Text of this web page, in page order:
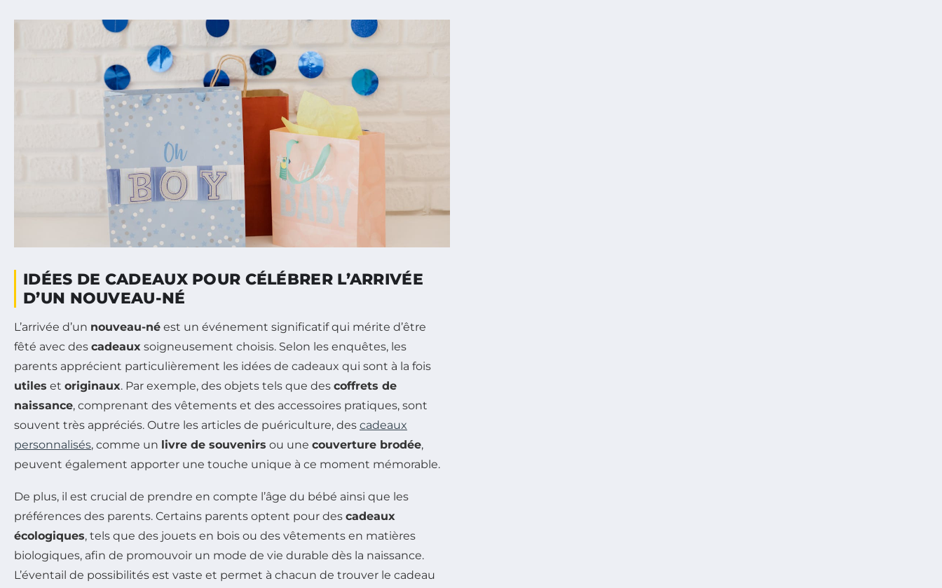
IDÉES DE CADEAUX POUR CÉLÉBRER L’ARRIVÉE
D’UN NOUVEAU-NÉ
L’arrivée d’un nouveau-né est un événement significatif qui mérite d’être
fêté avec des cadeaux soigneusement choisis. Selon les enquêtes, les
parents apprécient particulièrement les idées de cadeaux qui sont à la fois
utiles et originaux. Par exemple, des objets tels que des coffrets de
naissance, comprenant des vêtements et des accessoires pratiques, sont
souvent très appréciés. Outre les articles de puériculture, des cadeaux
personnalisés, comme un livre de souvenirs ou une couverture brodée,
peuvent également apporter une touche unique à ce moment mémorable.
De plus, il est crucial de prendre en compte l’âge du bébé ainsi que les
préférences des parents. Certains parents optent pour des cadeaux
écologiques, tels que des jouets en bois ou des vêtements en matières
biologiques, afin de promouvoir un mode de vie durable dès la naissance.
L’éventail de possibilités est vaste et permet à chacun de trouver le cadeau